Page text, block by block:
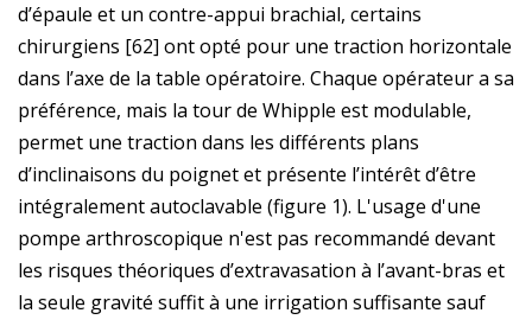
d’épaule et un contre-appui brachial, certains
chirurgiens [62] ont opté pour une traction horizontale
dans l’axe de la table opératoire. Chaque opérateur a sa
préférence, mais la tour de Whipple est modulable,
permet une traction dans les différents plans
d’inclinaisons du poignet et présente l’intérêt d’être
intégralement autoclavable (figure 1). L'usage d'une
pompe arthroscopique n'est pas recommandé devant
les risques théoriques d’extravasation à l’avant-bras et
la seule gravité suffit à une irrigation suffisante sauf